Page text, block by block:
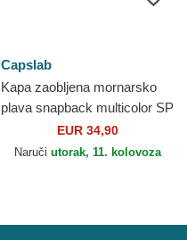
Capslab
Kapa zaobljena mornarsko
plava snapback multicolor SP
NEV1 Peter Pan Disney
Capslab
EUR 34,90
Naruči utorak, 11. kolovoza